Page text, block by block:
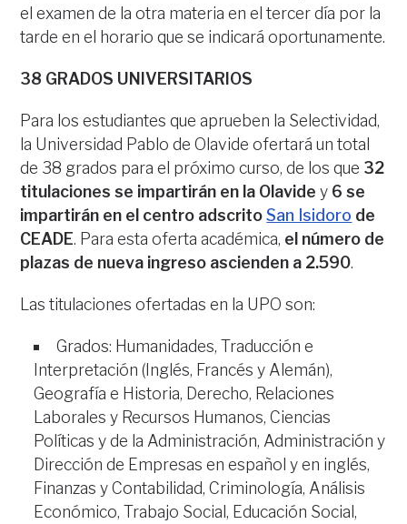
el examen de la otra materia en el tercer día por la
tarde en el horario que se indicará oportunamente.
38 GRADOS UNIVERSITARIOS
Para los estudiantes que aprueben la Selectividad,
la Universidad Pablo de Olavide ofertará un total
de 38 grados para el próximo curso, de los que 32
titulaciones se impartirán en la Olavide y 6 se
impartirán en el centro adscritoSan Isidoro de
CEADE. Para esta oferta académica, el número de
plazas de nueva ingreso ascienden a 2.590.
Las titulaciones ofertadas en la UPO son:
Grados: Humanidades, Traducción e
Interpretación (Inglés, Francés y Alemán),
Geografía e Historia, Derecho, Relaciones
Laborales y Recursos Humanos, Ciencias
Políticas y de la Administración, Administración y
Dirección de Empresas en español y en inglés,
Finanzas y Contabilidad, Criminología, Análisis
Económico, Trabajo Social, Educación Social,